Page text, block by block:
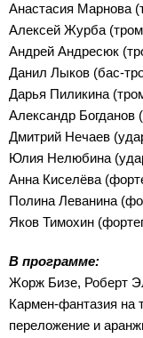
Анастасия Марнова
Алексей Журба
Андрей Андресюк
Данил Лыков (бас-
Дарья Пиликина
Александр Богданов
Дмитрий Нечаев
Юлия Нелюбина
Анна Киселёва
Полина Леванина
Яков Тимохин
В программе:
Жорж Бизе, Роберт
Кармен-фантазия
переложение и